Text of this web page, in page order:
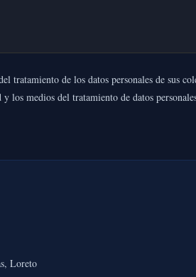
tratamiento de los datos personales de sus
los medios del tratamiento de datos
Loreto